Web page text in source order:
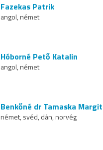
Fazekas Patrik
angol, német
Hóborné Pető Katalin
angol, német
Benkőné dr Tamaska Margit
német, svéd, dán, norvég